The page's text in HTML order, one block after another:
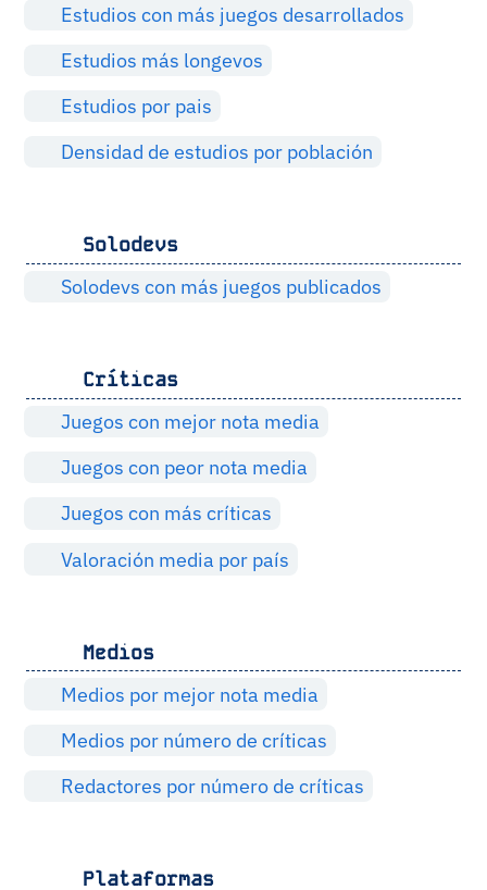
Estudios con más juegos desarrollados
Estudios más longevos
Estudios por pais
Densidad de estudios por población
Solodevs
Solodevs con más juegos publicados
Críticas
Juegos con mejor nota media
Juegos con peor nota media
Juegos con más críticas
Valoración media por país
Medios
Medios por mejor nota media
Medios por número de críticas
Redactores por número de críticas
Plataformas